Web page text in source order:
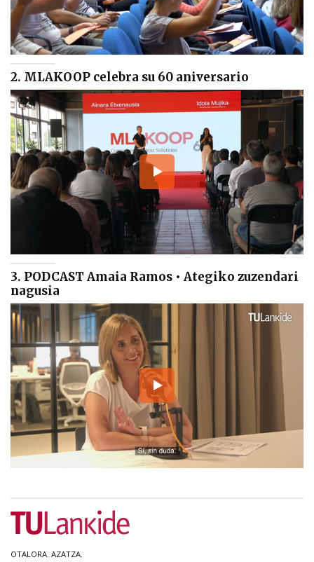
2. MLAKOOP celebra su 60 aniversario
3. PODCAST Amaia Ramos • Ategiko zuzendari
nagusia
OTALORA. AZATZA.